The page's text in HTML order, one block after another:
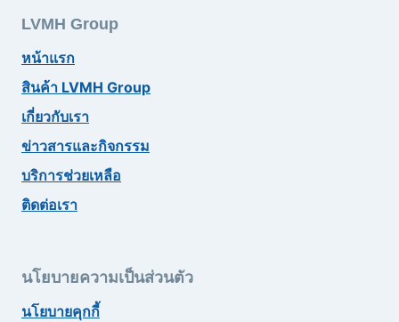
LVMH Group
หน้าแรก
สินค้า LVMH Group
เกี่ยวกับเรา
ข่าวสารและกิจกรรม
บริการช่วยเหลือ
ติดต่อเรา
นโยบายความเป็นส่วนตัว
นโยบายคุกกี้